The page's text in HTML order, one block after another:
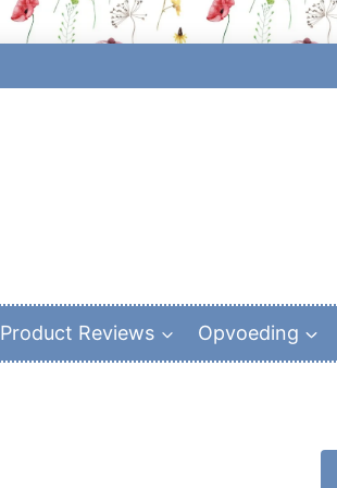
Product Reviews Opvoeding